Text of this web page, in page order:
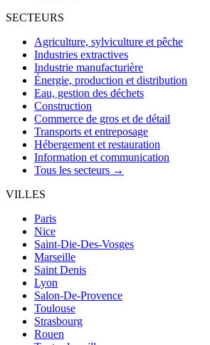
SECTEURS
Agriculture, sylviculture et pêche
Industries extractives
Industrie manufacturière
Énergie, production et distribution
Eau, gestion des déchets
Construction
Commerce de gros et de détail
Transports et entreposage
Hébergement et restauration
Information et communication
Tous les secteurs →
VILLES
Paris
Nice
Saint-Die-Des-Vosges
Marseille
Saint Denis
Lyon
Salon-De-Provence
Toulouse
Strasbourg
Rouen